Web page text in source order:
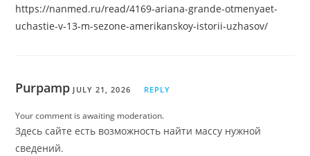
https://nanmed.ru/read/4169-ariana-grande-otmenyaet-
uchastie-v-13-m-sezone-amerikanskoy-istorii-uzhasov/
Purpamp JULY 21, 2026 REPLY
Your comment is awaiting moderation.
Здесь сайте есть возможность найти массу нужной
сведений.